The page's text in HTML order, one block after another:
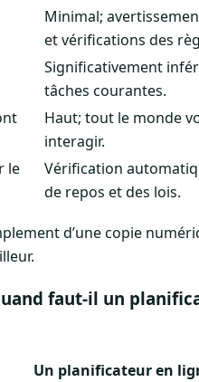
Minimal;
et vérifications des
Significativement
tâches courantes.
Haut; tout le monde
interagir.
le
Vérification
de repos et des lois.
d’une copie
faut-il un
Un planificateur en